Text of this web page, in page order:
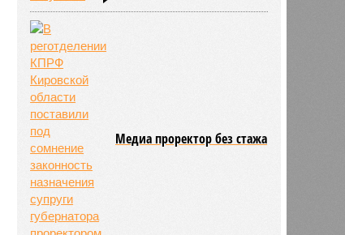
Медиа проректор без стажа